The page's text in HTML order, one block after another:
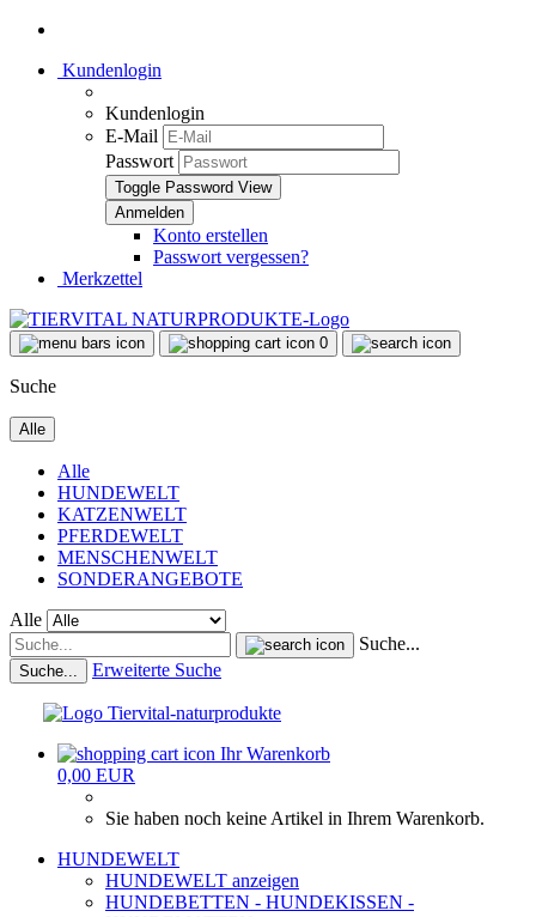
Kundenlogin
Kundenlogin
E-Mail
Passwort
Toggle Password View
Konto erstellen
Passwort vergessen?
Merkzettel
0
Suche
Alle
Alle
HUNDEWELT
KATZENWELT
PFERDEWELT
MENSCHENWELT
SONDERANGEBOTE
Alle
Suche...
Suche... Erweiterte Suche
Ihr Warenkorb
0,00 EUR
Sie haben noch keine Artikel in Ihrem Warenkorb.
HUNDEWELT
HUNDEWELT anzeigen
HUNDEBETTEN - HUNDEKISSEN -